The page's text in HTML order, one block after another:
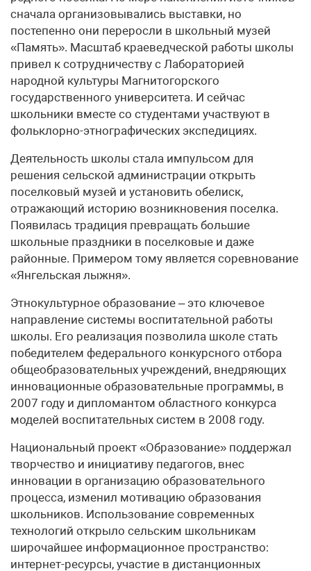
сначала организовывались выставки, но
постепенно они переросли в школьный музей
«Память». Масштаб краеведческой работы школы
привел к сотрудничеству с Лабораторией
народной культуры Магнитогорского
государственного университета. И сейчас
школьники вместе со студентами участвуют в
фольклорно-этнографических экспедициях.
Деятельность школы стала импульсом для
решения сельской администрации открыть
поселковый музей и установить обелиск,
отражающий историю возникновения поселка.
Появилась традиция превращать большие
школьные праздники в поселковые и даже
районные. Примером тому является соревнование
«Янгельская лыжня».
Этнокультурное образование – это ключевое
направление системы воспитательной работы
школы. Его реализация позволила школе стать
победителем федерального конкурсного отбора
общеобразовательных учреждений, внедряющих
инновационные образовательные программы, в
2007 году и дипломантом областного конкурса
моделей воспитательных систем в 2008 году.
Национальный проект «Образование» поддержал
творчество и инициативу педагогов, внес
инновации в организацию образовательного
процесса, изменил мотивацию образования
школьников. Использование современных
технологий открыло сельским школьникам
широчайшее информационное пространство:
интернет-ресурсы, участие в дистанционных